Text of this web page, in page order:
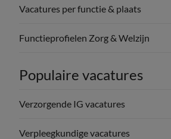
Vacatures per functie & plaats
Functieprofielen Zorg & Welzijn
Populaire vacatures
Verzorgende IG vacatures
Verpleegkundige vacatures